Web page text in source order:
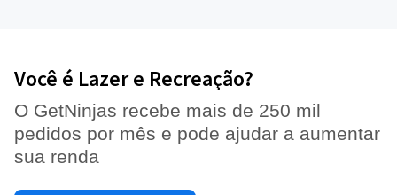
Você é Lazer e Recreação?
O GetNinjas recebe mais de 250 mil
pedidos por mês e pode ajudar a aumentar
sua renda